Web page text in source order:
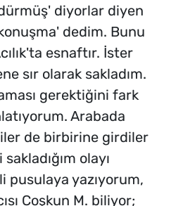
diyorlar diyen
dedim. Bunu
esnaftır. İster
sır olarak sakladım.
gerektiğini fark
Arabada
de birbirine girdiler
olayı
pusulaya yazıyorum,
Coşkun M. biliyor;